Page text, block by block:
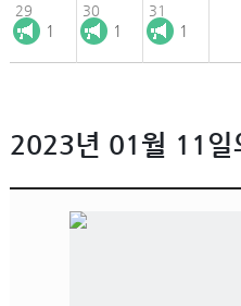
29
1
30
1
31
1
2023년 01월 11일